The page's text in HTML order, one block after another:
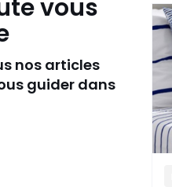
vous
nos articles
guider dans